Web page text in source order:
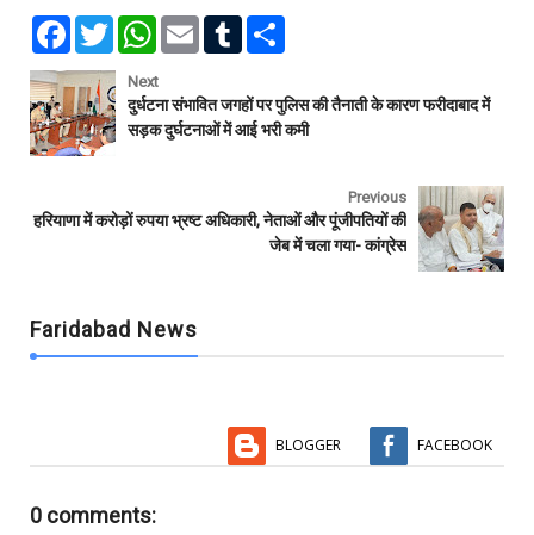
F
e
b
o
o
k
T
w
t
t
e
r
W
t
s
A
p
E
l
T
l
r
e
Next
दुर्धटना संभावित जगहों पर पुलिस की तैनाती के कारण फरीदाबाद में
सड़क दुर्घटनाओं में आई भरी कमी
Previous
हरियाणा में करोड़ों रुपया भ्रष्ट अधिकारी, नेताओं और पूंजीपतियों की
जेब में चला गया- कांग्रेस
Faridabad News
BLOGGER FACEBOOK
0 comments: